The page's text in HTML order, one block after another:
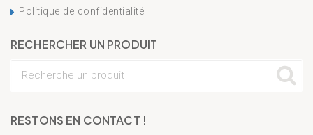
Politique de confidentialité
RECHERCHER UN PRODUIT
RESTONS EN CONTACT !